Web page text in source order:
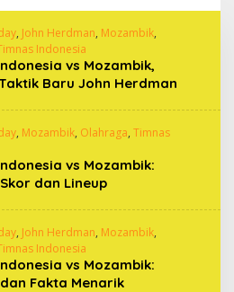
, John Herdman, Mozambik,
Indonesia
vs Mozambik,
Baru John Herdman
, Mozambik, Olahraga, Timnas
vs Mozambik:
dan Lineup
, John Herdman, Mozambik,
Indonesia
vs Mozambik:
Fakta Menarik